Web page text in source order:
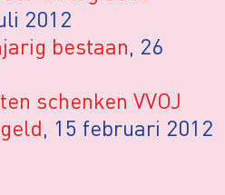
2012
bestaan, 26
schenken VVOJ
, 15 februari 2012